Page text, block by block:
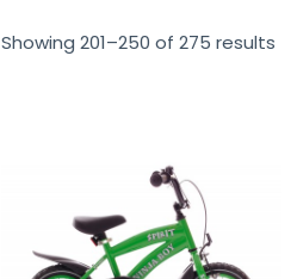
Showing 201–250 of 275 results